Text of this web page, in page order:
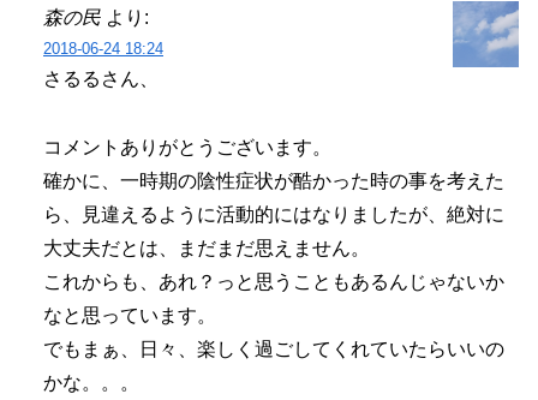
森の民 より:
2018-06-24 18:24
さるるさん、
コメントありがとうございます。
確かに、一時期の陰性症状が酷かった時の事を考えた
ら、見違えるように活動的にはなりましたが、絶対に
大丈夫だとは、まだまだ思えません。
これからも、あれ？っと思うこともあるんじゃないか
なと思っています。
でもまぁ、日々、楽しく過ごしてくれていたらいいの
かな。。。